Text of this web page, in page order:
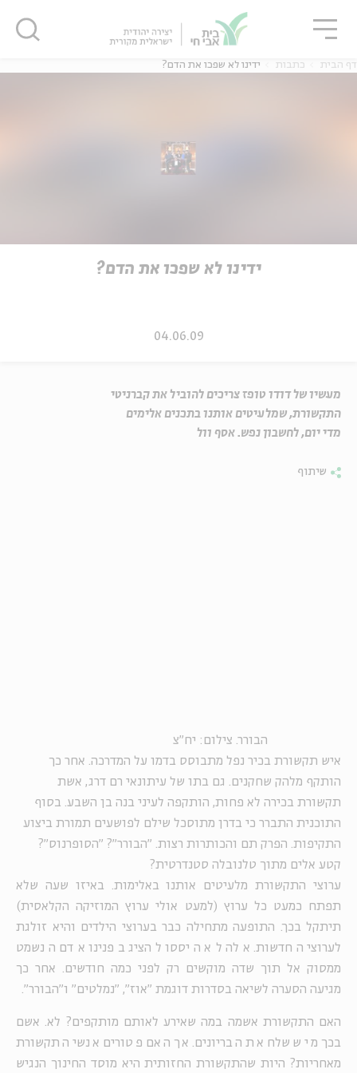
דף הבית כתבות ידינו לא שפכו את הדם?
ידינו לא שפכו את הדם?
04.06.09
מעשיו של דודו טופז צריכים להוביל את קברניטי
התקשורת, שמלעיטים אותנו בתכנים אלימים
מדי יום, לחשבון נפש. אסף וול
שיתוף
הבורר. צילום: יח"צ
איש תקשורת בכיר נפל מתבוסס בדמו על המדרכה. אחר כך
הותקף מלהק שחקנים. גם בתו של עיתונאי רם דרג, אשת
תקשורת בכירה לא פחות, הותקפה לעיני בנה בן השבע. בסוף
התוכנית התברר כי בדרן מתוסכל שילם לפושעים תמורת ביצוע
התקיפות. הפרק תם והכותרות רצות. "הבורר"? "הסופרנוס"?
קטע אלים מתוך טלנובלה סטנדרטית?
ערוצי התקשורת מלעיטים אותנו באלימות. באיזו שעה שלא
תפתח כמעט כל ערוץ (למעט אולי ערוץ המוזיקה הקלאסית)
תיתקל בכך. התופעה מתחילה כבר בערוצי הילדים והיא זולגת
לערוצי החדשות. אלה לא היססו להציג בפנינו אדם הנשמט
ממסוק אל תוך שדה מוקשים רק לפני כמה חודשים. אחר כך
מגיעה הסערה לשיאה בסדרות דוגמת "אוז", "נמלטים" ו"הבורר".
האם התקשורת אשמה במה שאירע לאותם מותקפים? לא. אשם
בכך מי ששלח את הבריונים. אך האם פטורים אנשי התקשורת
מאחריות? היות שהתקשורת החזותית היא מוסד החינוך הנגיש
סגור